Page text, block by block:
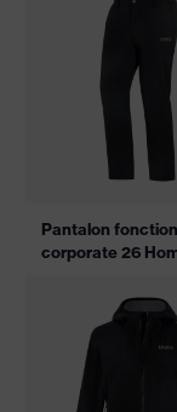
Pantalon
corporate 26